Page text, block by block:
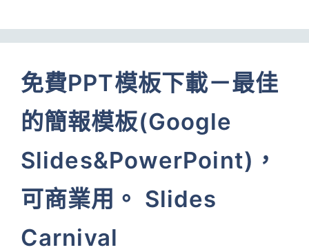
免費PPT模板下載－最佳
的簡報模板(Google
Slides&PowerPoint)，
可商業用。 Slides
Carnival